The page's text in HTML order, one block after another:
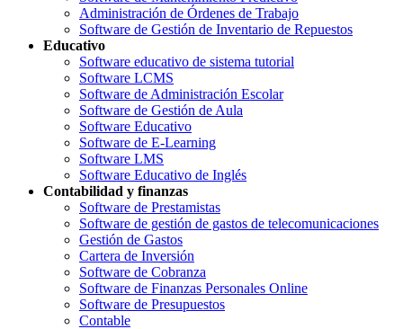
Administración de Órdenes de Trabajo
Software de Gestión de Inventario de Repuestos
Educativo
Software educativo de sistema tutorial
Software LCMS
Software de Administración Escolar
Software de Gestión de Aula
Software Educativo
Software de E-Learning
Software LMS
Software Educativo de Inglés
Contabilidad y finanzas
Software de Prestamistas
Software de gestión de gastos de telecomunicaciones
Gestión de Gastos
Cartera de Inversión
Software de Cobranza
Software de Finanzas Personales Online
Software de Presupuestos
Contable